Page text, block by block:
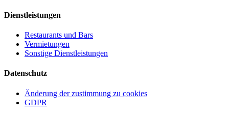
Dienstleistungen
Restaurants und Bars
Vermietungen
Sonstige Dienstleistungen
Datenschutz
Änderung der zustimmung zu cookies
GDPR